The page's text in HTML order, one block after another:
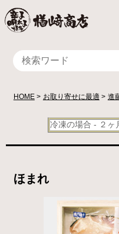
HOME お取り寄せに最適 進
冷凍の場合 - ２
ほまれ